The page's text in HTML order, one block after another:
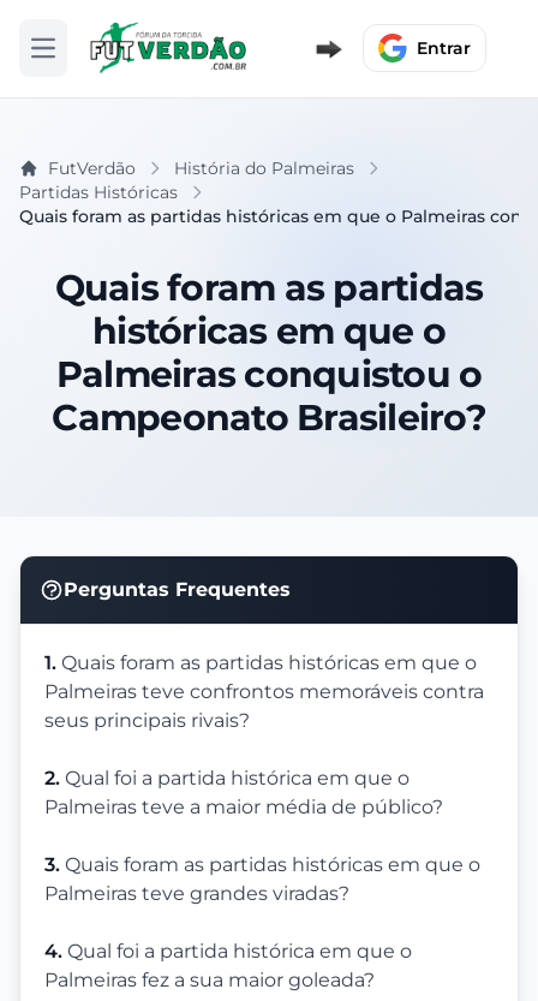
Abrir menu Entrar
FutVerdão
História do Palmeiras
Partidas Históricas
Quais foram as partidas históricas em que o Palmeiras
Quais foram as partidas
históricas em que o
Palmeiras conquistou o
Campeonato Brasileiro?
Perguntas Frequentes
1. Quais foram as partidas históricas em que o
Palmeiras teve confrontos memoráveis contra
seus principais rivais?
2. Qual foi a partida histórica em que o
Palmeiras teve a maior média de público?
3. Quais foram as partidas históricas em que o
Palmeiras teve grandes viradas?
4. Qual foi a partida histórica em que o
Palmeiras fez a sua maior goleada?